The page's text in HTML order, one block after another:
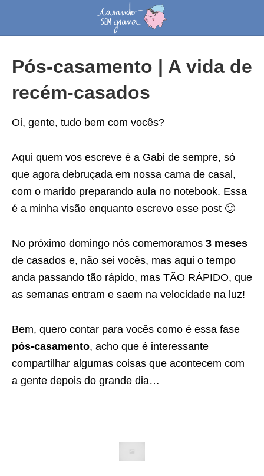
Pós-casamento | A vida de
recém-casados
Oi, gente, tudo bem com vocês?
Aqui quem vos escreve é a Gabi de sempre, só
que agora debruçada em nossa cama de casal,
com o marido preparando aula no notebook. Essa
é a minha visão enquanto escrevo esse post 🙂
No próximo domingo nós comemoramos 3 meses
de casados e, não sei vocês, mas aqui o tempo
anda passando tão rápido, mas TÃO RÁPIDO, que
as semanas entram e saem na velocidade na luz!
Bem, quero contar para vocês como é essa fase
pós-casamento, acho que é interessante
compartilhar algumas coisas que acontecem com
a gente depois do grande dia…